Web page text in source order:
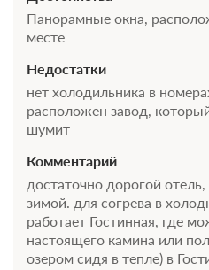
Панорамные окна,
месте
Недостатки
нет холодильника в
расположен завод,
шумит
Комментарий
достаточно дорогой
зимой. для согрева в
работает Гостинная, где
настоящего камина или
озером сидя в тепле) в